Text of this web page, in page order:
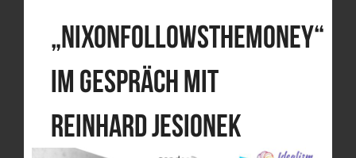
„NixonFollowsTheMoney“
im Gespräch mit
Reinhard Jesionek